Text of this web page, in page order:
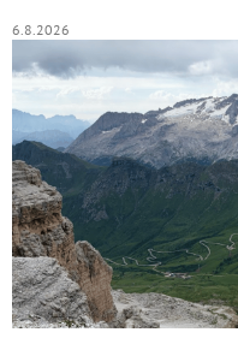
6.8.2026